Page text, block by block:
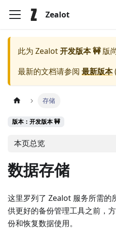
Zealot
此为 Zealot开发版本 🚧版
最新的文档请参阅 最新版本(
存储
版本：开发版本 🚧
本页总览
数据存储
这里罗列了 Zealot 服务所需的
供更好的备份管理工具之前，
份和恢复数据使用。